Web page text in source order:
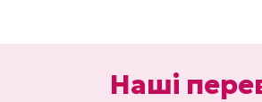
Наші